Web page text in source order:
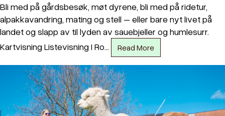
Bli med på gårdsbesøk, møt dyrene, bli med på ridetur,
alpakkavandring, mating og stell – eller bare nyt livet på
landet og slapp av til lyden av sauebjeller og humlesurr.
Kartvisning Listevisning I Ro…
Read More